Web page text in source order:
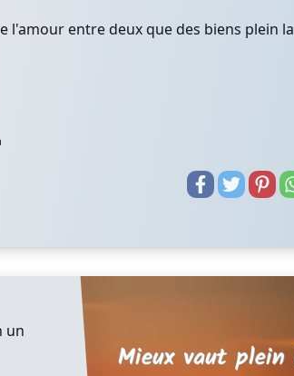
l'amour entre deux que des biens plein la
un